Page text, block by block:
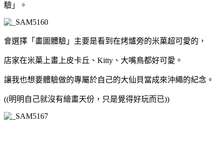
驗」。
會選擇「畫圖體驗」主要是看到在烤爐旁的米菓超可愛的，
店家在米菓上畫上皮卡丘、Kitty、大嘴鳥都好可愛。
讓我也想要體驗做的專屬於自己的大仙貝當成來沖繩的紀念。
((明明自己就沒有繪畫天份，只是覺得好玩而已))